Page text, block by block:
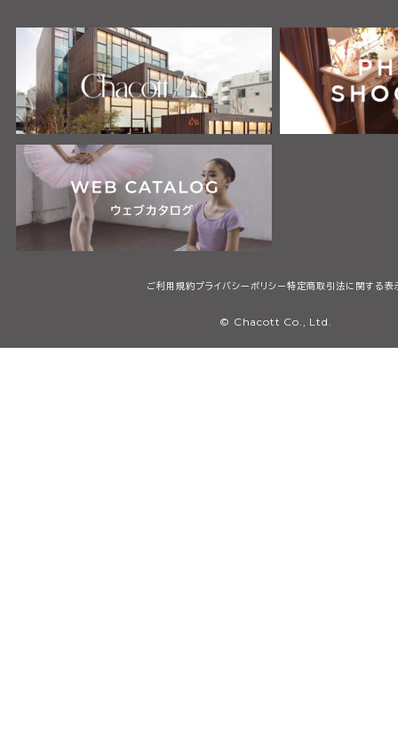
ご利用規約プライバシーポリシー特定商取引法に関する表
© Chacott Co., Ltd.